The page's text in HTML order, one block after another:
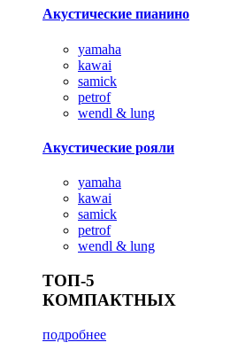
Акустические пианино
yamaha
kawai
samick
petrof
wendl & lung
Акустические рояли
yamaha
kawai
samick
petrof
wendl & lung
ТОП-5
КОМПАКТНЫХ
подробнее